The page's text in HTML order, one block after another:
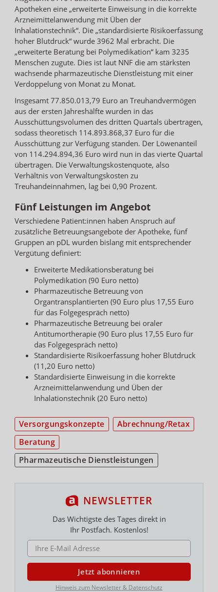
Apotheken eine „erweiterte Einweisung in die korrekte
Arzneimittelanwendung mit Üben der
Inhalationstechnik“. Die „standardisierte Risikoerfassung
hoher Blutdruck“ wurde 3962 Mal erbracht. Die
„erweiterte Beratung bei Polymedikation“ kam 3235
Menschen zugute. Dies ist laut NNF die am stärksten
wachsende pharmazeutische Dienstleistung mit einer
Verdoppelung von Monat zu Monat.
Insgesamt 77.850.013,79 Euro an Treuhandvermögen
aus der ersten Jahreshälfte wurden in das
Ausschüttungsvolumen des dritten Quartals übertragen,
sodass theoretisch 114.893.868,37 Euro für die
Ausschüttung zur Verfügung standen. Der Löwenanteil
von 114.294.894,36 Euro wird nun in das vierte Quartal
übertragen. Die Verwaltungskostenquote, also
Verhältnis von Verwaltungskosten zu
Treuhandeinnahmen, lag bei 0,90 Prozent.
Fünf Leistungen im Angebot
Verschiedene Patient:innen haben Anspruch auf
zusätzliche Betreuungsangebote der Apotheke, fünf
Gruppen an pDL wurden bislang mit entsprechender
Vergütung definiert:
Erweiterte Medikationsberatung bei
Polymedikation (90 Euro netto)
Pharmazeutische Betreuung von
Organtransplantierten (90 Euro plus 17,55 Euro
für das Folgegespräch netto)
Pharmazeutische Betreuung bei oraler
Antitumortherapie (90 Euro plus 17,55 Euro für
das Folgegespräch netto)
Standardisierte Risikoerfassung hoher Blutdruck
(11,20 Euro netto)
Standardisierte Einweisung in die korrekte
Arzneimittelanwendung und Üben der
Inhalationstechnik (20 Euro netto)
Versorgungskonzepte
Abrechnung/Retax
Beratung
Pharmazeutische Dienstleistungen
NEWSLETTER
Das Wichtigste des Tages direkt in
Ihr Postfach. Kostenlos!
E-MAIL ADRESSE
Jetzt abonnieren
Hinweis zum Newsletter & Datenschutz